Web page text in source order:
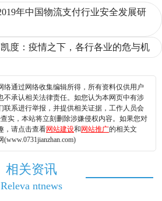
年中国物流支付行业安全发展研
凯度：疫情之下，各行各业的危与机
络通过网络收集编辑所得，所有资料仅供用户
不承认相关法律责任。如您认为本网页中有涉
联系进行举报，并提供相关证据，工作人员会
实，本站将立刻删除涉嫌侵权内容。如果您对
，请点击查看网站建设和 网站推广的相关文
相关资讯
Releva ntnews